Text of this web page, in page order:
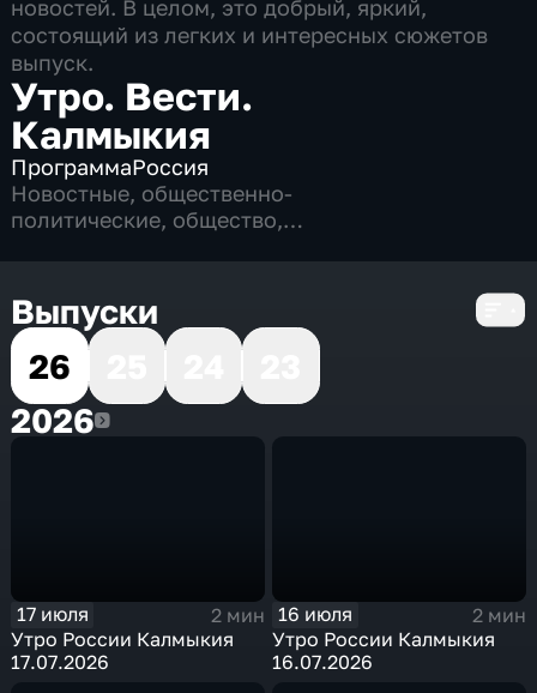
новостей. В целом, это добрый, яркий,
состоящий из легких и интересных сюжетов
выпуск.
Утро. Вести.
Калмыкия
ПрограммаРоссия
Новостные, общественно-
политические, общество,
Выпуски
26
20262026
17 июля
2 мин
Утро России Калмыкия
17.07.2026
16 июля
2 мин
Утро России Калмыкия
16.07.2026